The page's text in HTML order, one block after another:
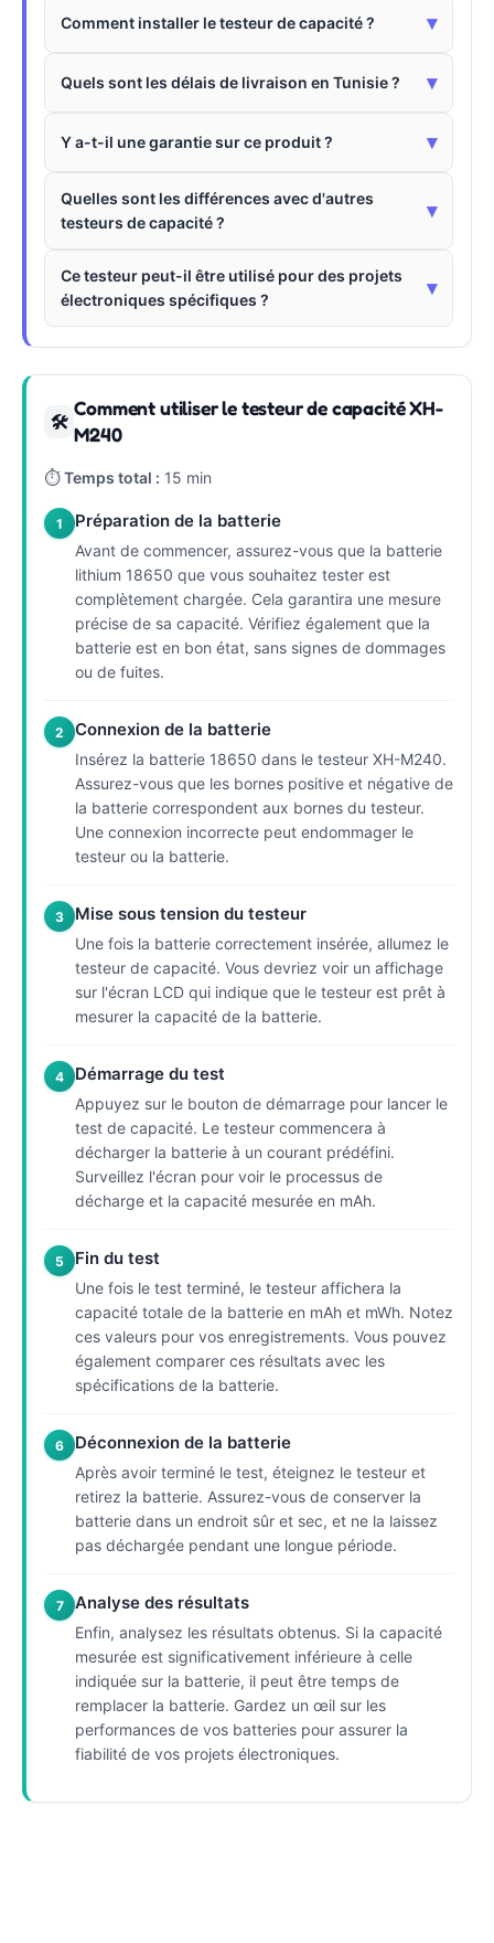
Comment installer le testeur de capacité ? ▾
Quels sont les délais de livraison en Tunisie ? ▾
Y a-t-il une garantie sur ce produit ? ▾
Quelles sont les différences avec d'autres
testeurs de capacité ?
▾
Ce testeur peut-il être utilisé pour des projets
électroniques spécifiques ?
▾
🛠
Comment utiliser le testeur de capacité XH-
M240
⏱Temps total : 15 min
1 Préparation de la batterie
Avant de commencer, assurez-vous que la batterie
lithium 18650 que vous souhaitez tester est
complètement chargée. Cela garantira une mesure
précise de sa capacité. Vérifiez également que la
batterie est en bon état, sans signes de dommages
ou de fuites.
2 Connexion de la batterie
Insérez la batterie 18650 dans le testeur XH-M240.
Assurez-vous que les bornes positive et négative de
la batterie correspondent aux bornes du testeur.
Une connexion incorrecte peut endommager le
testeur ou la batterie.
3 Mise sous tension du testeur
Une fois la batterie correctement insérée, allumez le
testeur de capacité. Vous devriez voir un affichage
sur l'écran LCD qui indique que le testeur est prêt à
mesurer la capacité de la batterie.
4 Démarrage du test
Appuyez sur le bouton de démarrage pour lancer le
test de capacité. Le testeur commencera à
décharger la batterie à un courant prédéfini.
Surveillez l'écran pour voir le processus de
décharge et la capacité mesurée en mAh.
5 Fin du test
Une fois le test terminé, le testeur affichera la
capacité totale de la batterie en mAh et mWh. Notez
ces valeurs pour vos enregistrements. Vous pouvez
également comparer ces résultats avec les
spécifications de la batterie.
6 Déconnexion de la batterie
Après avoir terminé le test, éteignez le testeur et
retirez la batterie. Assurez-vous de conserver la
batterie dans un endroit sûr et sec, et ne la laissez
pas déchargée pendant une longue période.
7 Analyse des résultats
Enfin, analysez les résultats obtenus. Si la capacité
mesurée est significativement inférieure à celle
indiquée sur la batterie, il peut être temps de
remplacer la batterie. Gardez un œil sur les
performances de vos batteries pour assurer la
fiabilité de vos projets électroniques.